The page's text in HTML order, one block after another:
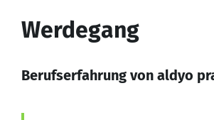
Werdegang
Berufserfahrung von aldyo